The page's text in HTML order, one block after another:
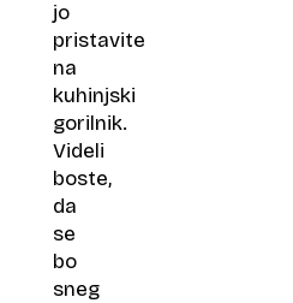
jo
pristavite
na
kuhinjski
gorilnik.
Videli
boste,
da
se
bo
sneg